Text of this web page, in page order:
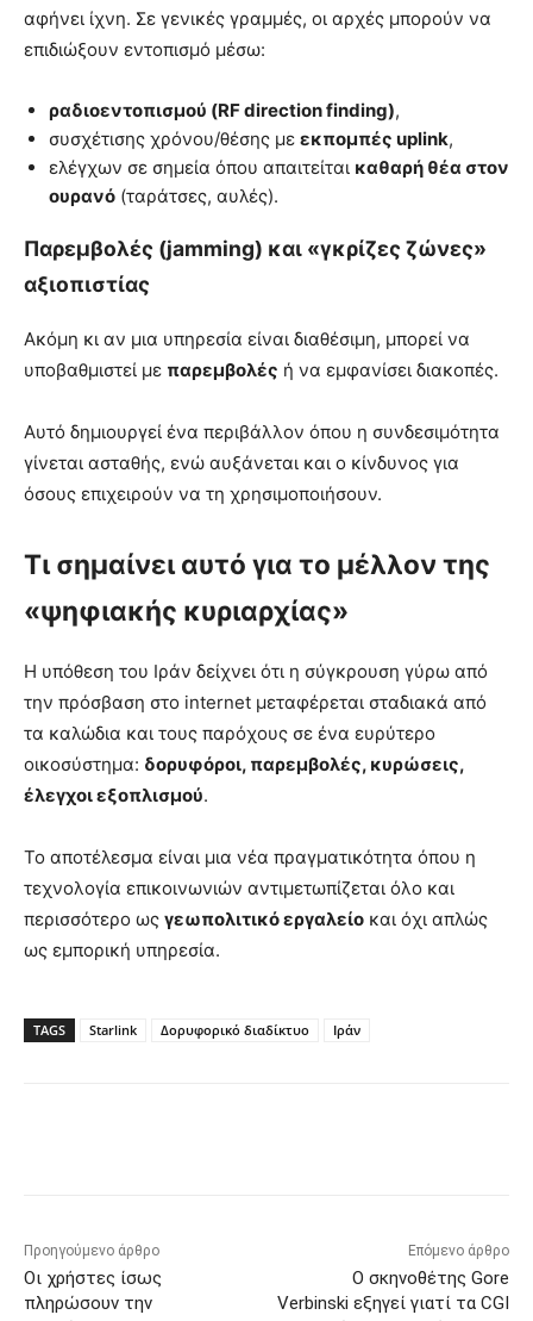
αφήνει ίχνη. Σε γενικές γραμμές, οι αρχές μπορούν να
επιδιώξουν εντοπισμό μέσω:
ραδιοεντοπισμού (RF direction finding),
συσχέτισης χρόνου/θέσης με εκπομπές uplink,
ελέγχων σε σημεία όπου απαιτείται καθαρή θέα στον
ουρανό (ταράτσες, αυλές).
Παρεμβολές (jamming) και «γκρίζες ζώνες»
αξιοπιστίας
Ακόμη κι αν μια υπηρεσία είναι διαθέσιμη, μπορεί να
υποβαθμιστεί με παρεμβολές ή να εμφανίσει διακοπές.
Αυτό δημιουργεί ένα περιβάλλον όπου η συνδεσιμότητα
γίνεται ασταθής, ενώ αυξάνεται και ο κίνδυνος για
όσους επιχειρούν να τη χρησιμοποιήσουν.
Τι σημαίνει αυτό για το μέλλον της
«ψηφιακής κυριαρχίας»
Η υπόθεση του Ιράν δείχνει ότι η σύγκρουση γύρω από
την πρόσβαση στο internet μεταφέρεται σταδιακά από
τα καλώδια και τους παρόχους σε ένα ευρύτερο
οικοσύστημα: δορυφόροι, παρεμβολές, κυρώσεις,
έλεγχοι εξοπλισμού.
Το αποτέλεσμα είναι μια νέα πραγματικότητα όπου η
τεχνολογία επικοινωνιών αντιμετωπίζεται όλο και
περισσότερο ως γεωπολιτικό εργαλείο και όχι απλώς
ως εμπορική υπηρεσία.
TAGS Starlink Δορυφορικό διαδίκτυο Ιράν
Προηγούμενο άρθρο
Οι χρήστες ίσως
πληρώσουν την
Επόμενο άρθρο
Ο σκηνοθέτης Gore
Verbinski εξηγεί γιατί τα CGI